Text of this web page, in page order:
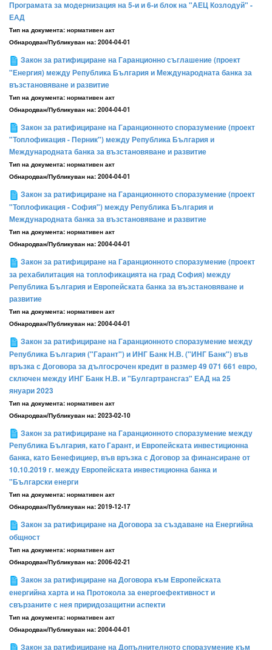
Програмата за модернизация на 5-и и 6-и блок на "АЕЦ Козлодуй" -
ЕАД
Тип на документа: нормативен акт
Обнародван/Публикуван на: 2004-04-01
Закон за ратифициране на Гаранционно съглашение (проект
"Енергия) между Република България и Международната банка за
възстановяване и развитие
Тип на документа: нормативен акт
Обнародван/Публикуван на: 2004-04-01
Закон за ратифициране на Гаранционното споразумение (проект
"Топлофикация - Перник") между Република България и
Международната банка за възстановяване и развитие
Тип на документа: нормативен акт
Обнародван/Публикуван на: 2004-04-01
Закон за ратифициране на Гаранционното споразумение (проект
"Топлофикация - София") между Република България и
Международната банка за възстановяване и развитие
Тип на документа: нормативен акт
Обнародван/Публикуван на: 2004-04-01
Закон за ратифициране на Гаранционното споразумение (проект
за рехабилитация на топлофикацията на град София) между
Република България и Европейската банка за възстановяване и
развитие
Тип на документа: нормативен акт
Обнародван/Публикуван на: 2004-04-01
Закон за ратифициране на Гаранционното споразумение между
Република България ("Гарант") и ИНГ Банк Н.В. ("ИНГ Банк") във
връзка с Договора за дългосрочен кредит в размер 49 071 661 евро,
сключен между ИНГ Банк Н.В. и "Булгартрансгаз" ЕАД на 25
януари 2023
Тип на документа: нормативен акт
Обнародван/Публикуван на: 2023-02-10
Закон за ратифициране на Гаранционното споразумение между
Република България, като Гарант, и Европейската инвестиционна
банка, като Бенефициер, във връзка с Договор за финансиране от
10.10.2019 г. между Европейската инвестиционна банка и
"Български енерги
Тип на документа: нормативен акт
Обнародван/Публикуван на: 2019-12-17
Закон за ратифициране на Договора за създаване на Енергийна
общност
Тип на документа: нормативен акт
Обнародван/Публикуван на: 2006-02-21
Закон за ратифициране на Договора към Европейската
енергийна харта и на Протокола за енергоефективност и
свързаните с нея приридозащитни аспекти
Тип на документа: нормативен акт
Обнародван/Публикуван на: 2004-04-01
Закон за ратифициране на Допълнителното споразумение към